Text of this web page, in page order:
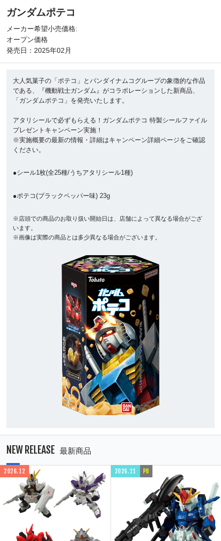
ガンダムポテコ
メーカー希望小売価格:
オープン価格
発売日：2025年02月
大人気菓子の「ポテコ」とバンダイナムコグループの象徴的な作品
である、『機動戦士ガンダム』がコラボレーションした新商品、
「ガンダムポテコ」を発売いたします。
アタリシールで必ずもらえる！ガンダムポテコ 特製シールファイル
プレゼントキャンペーン実施！
※実施概要の最新の情報・詳細はキャンペーン詳細ページをご確認
ください。
●シール1枚(全25種/うちアタリシール1種)
●ポテコ(ブラックペッパー味) 23g
※店頭での商品のお取り扱い開始日は、店舗によって異なる場合がござ
います。
※画像は実際の商品とは多少異なる場合がございます。
NEW RELEASE 最新商品
2026.12 2026.11 PB